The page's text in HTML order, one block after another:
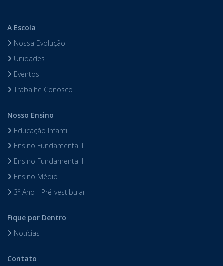
A Escola
Nossa Evolução
Unidades
Eventos
Trabalhe Conosco
Nosso Ensino
Educação Infantil
Ensino Fundamental I
Ensino Fundamental II
Ensino Médio
3º Ano - Pré-vestibular
Fique por Dentro
Notícias
Contato